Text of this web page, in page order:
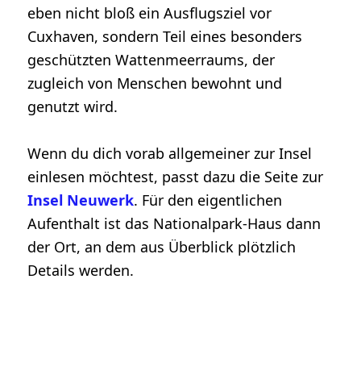
eben nicht bloß ein Ausflugsziel vor
Cuxhaven, sondern Teil eines besonders
geschützten Wattenmeerraums, der
zugleich von Menschen bewohnt und
genutzt wird.
Wenn du dich vorab allgemeiner zur Insel
einlesen möchtest, passt dazu die Seite zur
Insel Neuwerk. Für den eigentlichen
Aufenthalt ist das Nationalpark-Haus dann
der Ort, an dem aus Überblick plötzlich
Details werden.